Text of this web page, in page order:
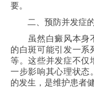
要。
二、预防并发症
虽然白癜风本身不
的白斑可能引发一系
等。这些并发症不仅
一步影响其心理状态
的发生，是维护患者